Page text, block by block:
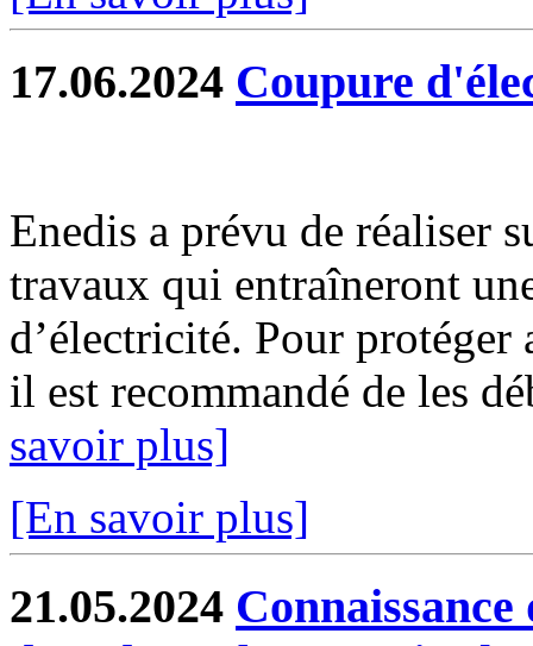
17.06.2024 Coupure
Enedis a prévu de réaliser
travaux qui entraîneront
d’électricité. Pour protéger
il est recommandé de les
savoir plus]
[En savoir plus]
21.05.2024